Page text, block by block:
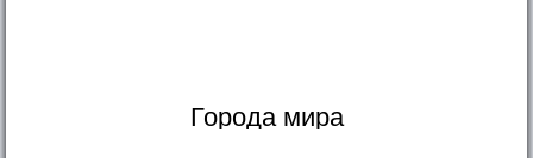
Города мира